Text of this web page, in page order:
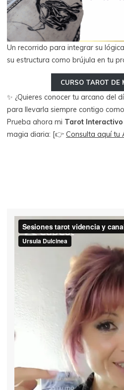
Un recorrido para integrar su
su estructura como brújula en tu
CURSO TAROT DE
✨ ¿Quieres conocer tu arcano del
para llevarla siempre contigo
Prueba ahora mi Tarot Interactivo
magia diaria: [👉Consulta aquí tu